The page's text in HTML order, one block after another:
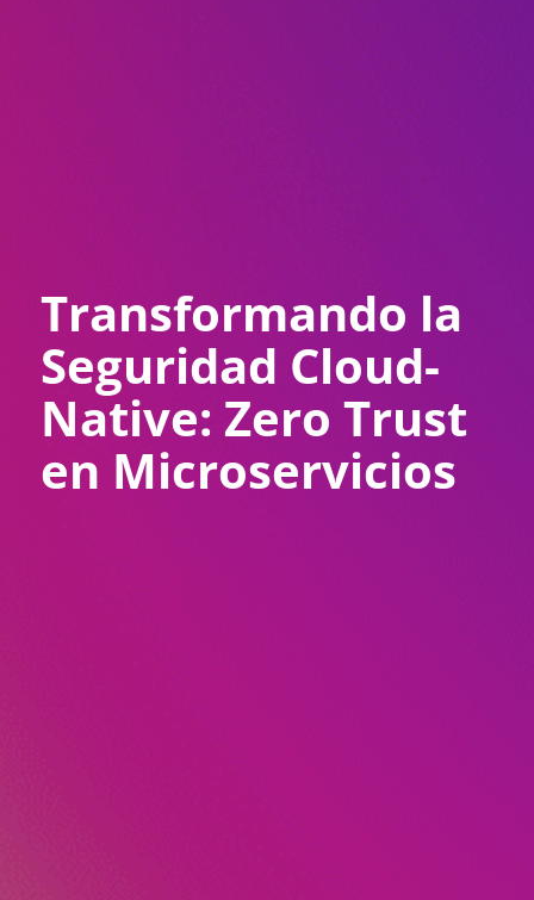
Transformando la
Seguridad Cloud-
Native: Zero Trust
en Microservicios